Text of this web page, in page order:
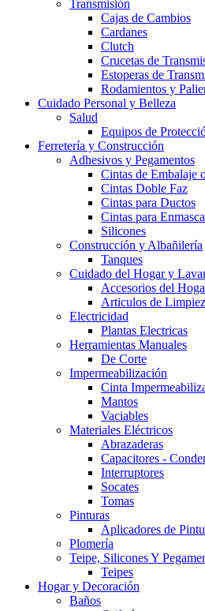
Transmisión
Cajas de Cambios
Cardanes
Clutch
Crucetas de
Estoperas de
Rodamientos y
Cuidado Personal y Belleza
Salud
Equipos de
Ferretería y Construcción
Adhesivos y Pegamentos
Cintas de Embalaje
Cintas Doble Faz
Cintas para Ductos
Cintas para
Silicones
Construcción y Albañilería
Tanques
Cuidado del Hogar y
Accesorios del
Articulos de
Electricidad
Plantas Electricas
Herramientas Manuales
De Corte
Impermeabilización
Cinta
Mantos
Vaciables
Materiales Eléctricos
Abrazaderas
Capacitores -
Interruptores
Socates
Tomas
Pinturas
Aplicadores de
Plomería
Teipe, Silicones Y
Teipes
Hogar y Decoración
Baños